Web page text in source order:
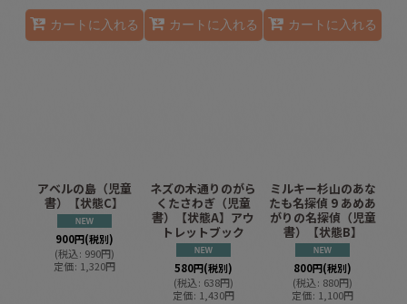
カートに入れる カートに入れる カートに入れる
アベルの島（児童
書）【状態C】
900円(税別)
(税込: 990円)
定価: 1,320円
ネズの木通りのがら
くたさわぎ（児童
書）【状態A】アウ
トレットブック
580円(税別)
(税込: 638円)
定価: 1,430円
ミルキー杉山のあな
たも名探偵 9 あめあ
がりの名探偵（児童
書）【状態B】
800円(税別)
(税込: 880円)
定価: 1,100円